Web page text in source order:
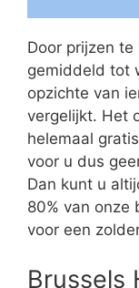
Door prijzen
gemiddeld tot
opzichte van
vergelijkt. Het
helemaal
voor u dus
Dan kunt u
80% van onze
voor een
Brussels